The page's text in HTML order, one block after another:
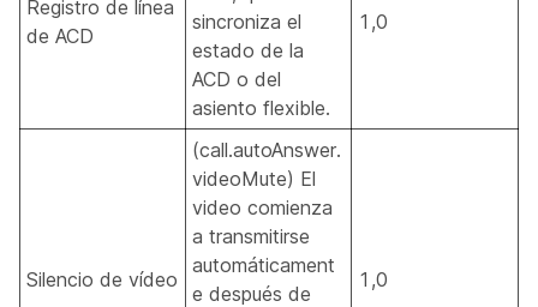
Registro de línea
de ACD
sincroniza el
estado de la
ACD o del
asiento flexible.
1,0
Silencio de vídeo
(call.autoAnswer.
videoMute) El
video comienza
a transmitirse
automáticament
e después de
1,0